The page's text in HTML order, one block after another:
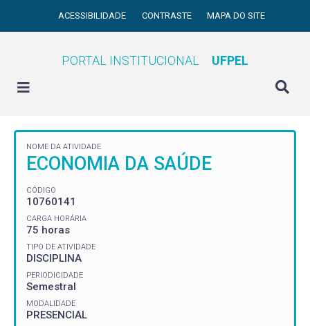
ACESSIBILIDADE CONTRASTE MAPA DO SITE
PORTAL INSTITUCIONAL UFPEL
NOME DA ATIVIDADE
ECONOMIA DA SAÚDE
CÓDIGO
10760141
CARGA HORÁRIA
75 horas
TIPO DE ATIVIDADE
DISCIPLINA
PERIODICIDADE
Semestral
MODALIDADE
PRESENCIAL